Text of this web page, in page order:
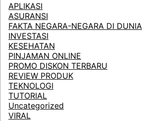
APLIKASI
ASURANSI
FAKTA NEGARA-NEGARA DI DUNIA
INVESTASI
KESEHATAN
PINJAMAN ONLINE
PROMO DISKON TERBARU
REVIEW PRODUK
TEKNOLOGI
TUTORIAL
Uncategorized
VIRAL